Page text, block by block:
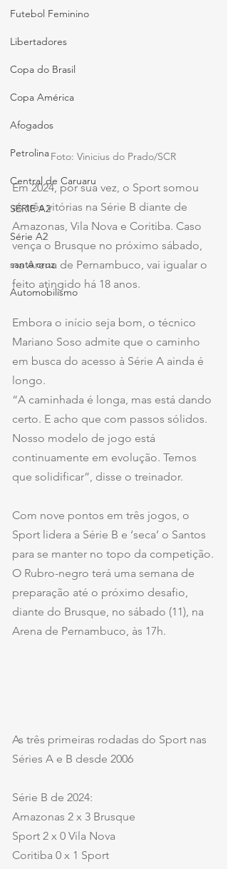
Futebol Feminino
Libertadores
Copa do Brasil
Copa América
Afogados
Petrolina
Central de Caruaru
SÉRIE A2
Série A2
santa cruz
Automobilismo
Foto: Vinicius do Prado/SCR
Em 2024, por sua vez, o Sport somou
as três vitórias na Série B diante de
Amazonas, Vila Nova e Coritiba. Caso
vença o Brusque no próximo sábado,
na Arena de Pernambuco, vai igualar o
feito atingido há 18 anos.
Embora o início seja bom, o técnico
Mariano Soso admite que o caminho
em busca do acesso à Série A ainda é
longo.
“A caminhada é longa, mas está dando
certo. E acho que com passos sólidos.
Nosso modelo de jogo está
continuamente em evolução. Temos
que solidificar”, disse o treinador.
Com nove pontos em três jogos, o
Sport lidera a Série B e ‘seca’ o Santos
para se manter no topo da competição.
O Rubro-negro terá uma semana de
preparação até o próximo desafio,
diante do Brusque, no sábado (11), na
Arena de Pernambuco, às 17h.
As três primeiras rodadas do Sport nas
Séries A e B desde 2006
Série B de 2024:
Amazonas 2 x 3 Brusque
Sport 2 x 0 Vila Nova
Coritiba 0 x 1 Sport